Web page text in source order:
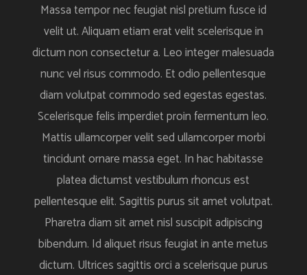
Massa tempor nec feugiat nisl pretium fusce id
velit ut. Aliquam etiam erat velit scelerisque in
dictum non consectetur a. Leo integer malesuada
nunc vel risus commodo. Et odio pellentesque
diam volutpat commodo sed egestas egestas.
Scelerisque felis imperdiet proin fermentum leo.
Mattis ullamcorper velit sed ullamcorper morbi
tincidunt ornare massa eget. In hac habitasse
platea dictumst vestibulum rhoncus est
pellentesque elit. Sagittis purus sit amet volutpat.
Pharetra diam sit amet nisl suscipit adipiscing
bibendum. Id aliquet risus feugiat in ante metus
dictum. Ultrices sagittis orci a scelerisque purus